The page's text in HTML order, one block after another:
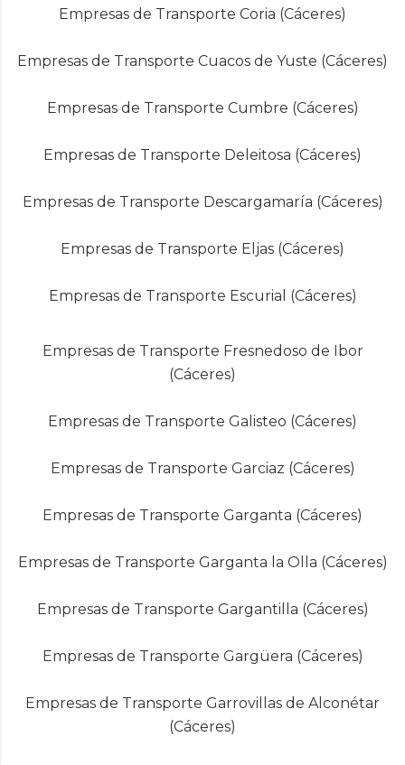
Empresas de Transporte Coria (Cáceres)
Empresas de Transporte Cuacos de Yuste (Cáceres)
Empresas de Transporte Cumbre (Cáceres)
Empresas de Transporte Deleitosa (Cáceres)
Empresas de Transporte Descargamaría (Cáceres)
Empresas de Transporte Eljas (Cáceres)
Empresas de Transporte Escurial (Cáceres)
Empresas de Transporte Fresnedoso de Ibor
(Cáceres)
Empresas de Transporte Galisteo (Cáceres)
Empresas de Transporte Garciaz (Cáceres)
Empresas de Transporte Garganta (Cáceres)
Empresas de Transporte Garganta la Olla (Cáceres)
Empresas de Transporte Gargantilla (Cáceres)
Empresas de Transporte Gargüera (Cáceres)
Empresas de Transporte Garrovillas de Alconétar
(Cáceres)